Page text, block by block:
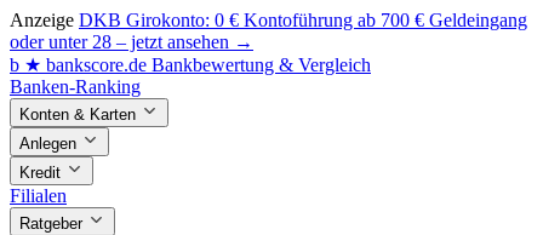
Anzeige DKB Girokonto: 0 € Kontoführung ab 700 € Geldeingang
oder unter 28 – jetzt ansehen →
b ★ bankscore.de Bankbewertung & Vergleich
Banken-Ranking
Konten & Karten
Anlegen
Kredit
Filialen
Ratgeber